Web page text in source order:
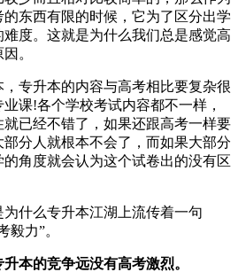
东西有限的时候，它为了区分出学
度。这就是为什么我们总是感觉高
。
专升本的内容与高考相比要复杂很
课!各个学校考试内容都不一样，
已经不错了，如果还跟高考一样要
分人就根本不会了，而如果大部分
角度就会认为这个试卷出的没有区
什么专升本江湖上流传着一句
毅力”。
本的竞争远没有高考激烈。